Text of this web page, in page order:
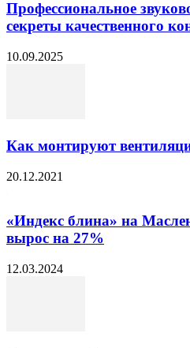
Профессиональное
секреты качественного
10.09.2025
Как монтируют
20.12.2021
«Индекс блина» на
вырос на 27%
12.03.2024